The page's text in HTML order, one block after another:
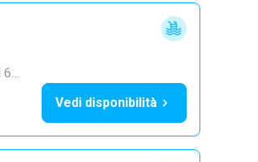
6…
Vedi disponibilità